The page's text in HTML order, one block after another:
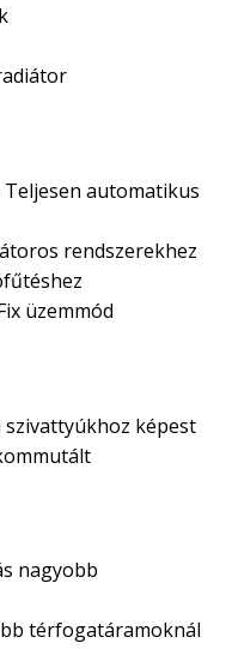
Teljesen automatikus
rendszerekhez
üzemmód
képest
nagyobb
térfogatáramoknál